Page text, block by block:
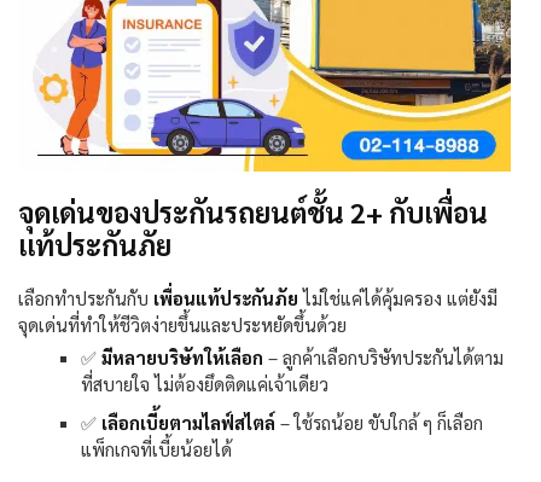
จุดเด่นของประกันรถยนต์ชั้น 2+ กับเพื่อน
แท้ประกันภัย
เลือกทำประกันกับ เพื่อนแท้ประกันภัย ไม่ใช่แค่ได้คุ้มครอง แต่ยังมี
จุดเด่นที่ทำให้ชีวิตง่ายขึ้นและประหยัดขึ้นด้วย
✅ มีหลายบริษัทให้เลือก – ลูกค้าเลือกบริษัทประกันได้ตาม
ที่สบายใจ ไม่ต้องยึดติดแค่เจ้าเดียว
✅ เลือกเบี้ยตามไลฟ์สไตล์ –ใช้รถน้อย ขับใกล้ ๆ ก็เลือก
แพ็กเกจที่เบี้ยน้อยได้